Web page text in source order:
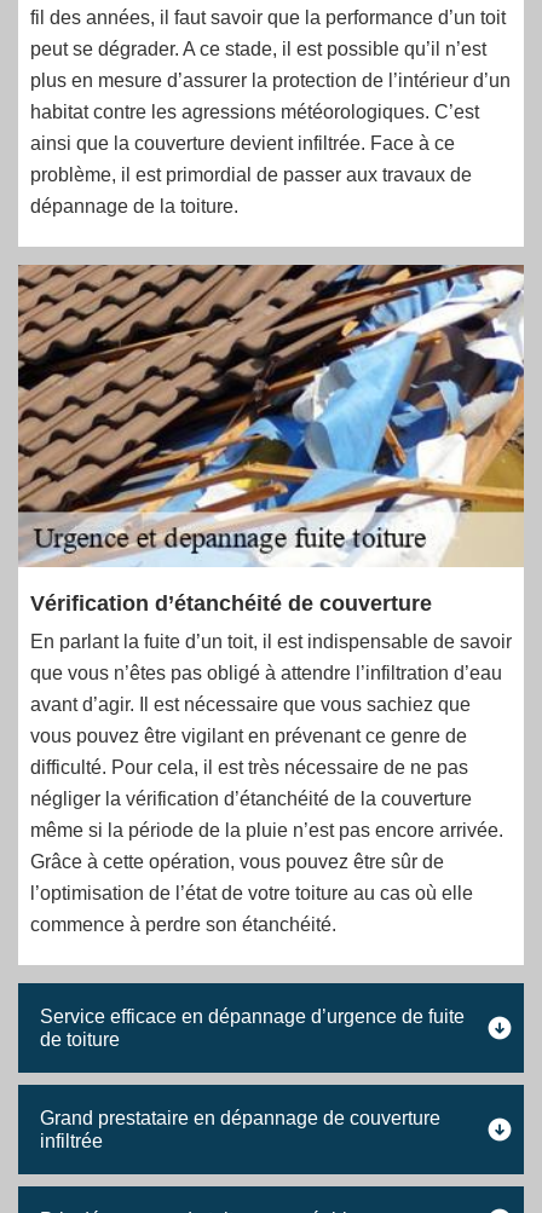
fil des années, il faut savoir que la performance d’un toit
peut se dégrader. A ce stade, il est possible qu’il n’est
plus en mesure d’assurer la protection de l’intérieur d’un
habitat contre les agressions météorologiques. C’est
ainsi que la couverture devient infiltrée. Face à ce
problème, il est primordial de passer aux travaux de
dépannage de la toiture.
Vérification d’étanchéité de couverture
En parlant la fuite d’un toit, il est indispensable de savoir
que vous n’êtes pas obligé à attendre l’infiltration d’eau
avant d’agir. Il est nécessaire que vous sachiez que
vous pouvez être vigilant en prévenant ce genre de
difficulté. Pour cela, il est très nécessaire de ne pas
négliger la vérification d’étanchéité de la couverture
même si la période de la pluie n’est pas encore arrivée.
Grâce à cette opération, vous pouvez être sûr de
l’optimisation de l’état de votre toiture au cas où elle
commence à perdre son étanchéité.
Service efficace en dépannage d’urgence de fuite
de toiture
Grand prestataire en dépannage de couverture
infiltrée